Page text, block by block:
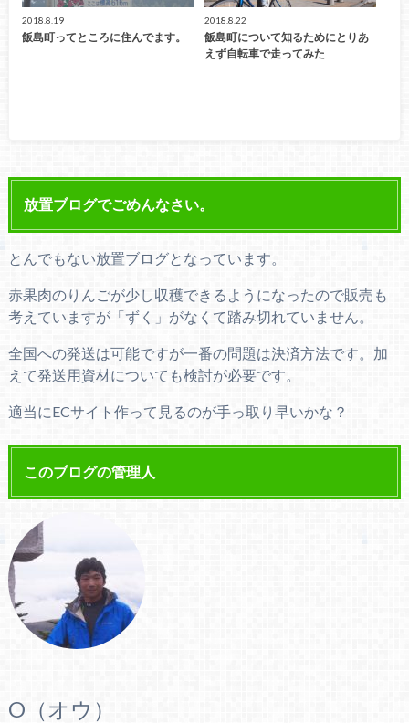
2018.8.19
飯島町ってところに住んでます。
2018.8.22
飯島町について知るためにとりあ
えず自転車で走ってみた
放置ブログでごめんなさい。
とんでもない放置ブログとなっています。
赤果肉のりんごが少し収穫できるようになったので販売も
考えていますが「ずく」がなくて踏み切れていません。
全国への発送は可能ですが一番の問題は決済方法です。加
えて発送用資材についても検討が必要です。
適当にECサイト作って見るのが手っ取り早いかな？
このブログの管理人
O（オウ）